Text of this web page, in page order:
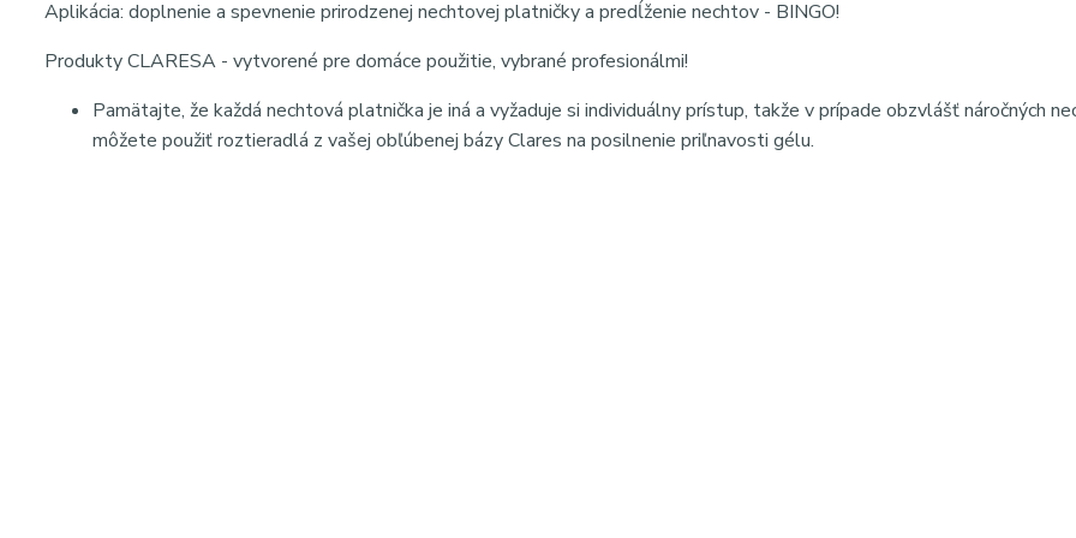
Aplikácia: doplnenie a spevnenie prirodzenej nechtovej platničky a predĺženie nechtov - BINGO!
Produkty CLARESA - vytvorené pre domáce použitie, vybrané profesionálmi!
Pamätajte, že každá nechtová platnička je iná a vyžaduje si individuálny prístup, takže v prípade obzvlášť náročných
môžete použiť roztieradlá z vašej obľúbenej bázy Clares na posilnenie priľnavosti gélu.